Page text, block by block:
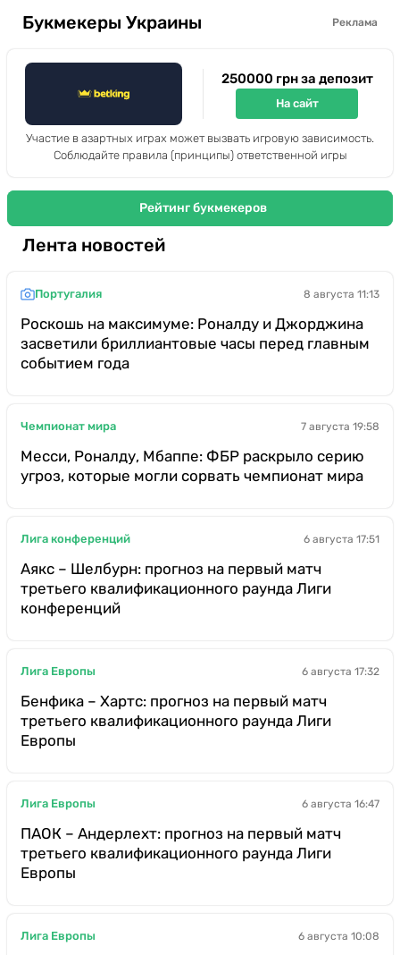
Букмекеры Украины Реклама
250000 грн за депозит
На сайт
Участие в азартных играх может вызвать игровую зависимость.
Соблюдайте правила (принципы) ответственной игры
Рейтинг букмекеров
Лента новостей
Португалия 8 августа 11:13
Роскошь на максимуме: Роналду и Джорджина
засветили бриллиантовые часы перед главным
событием года
Чемпионат мира 7 августа 19:58
Месси, Роналду, Мбаппе: ФБР раскрыло серию
угроз, которые могли сорвать чемпионат мира
Лига конференций 6 августа 17:51
Аякс – Шелбурн: прогноз на первый матч
третьего квалификационного раунда Лиги
конференций
Лига Европы 6 августа 17:32
Бенфика – Хартс: прогноз на первый матч
третьего квалификационного раунда Лиги
Европы
Лига Европы 6 августа 16:47
ПАОК – Андерлехт: прогноз на первый матч
третьего квалификационного раунда Лиги
Европы
Лига Европы 6 августа 10:08